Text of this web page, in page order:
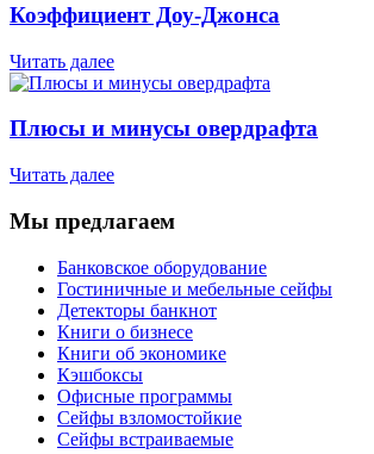
Коэффициент Доу-Джонса
Читать далее
Плюсы и минусы овердрафта
Читать далее
Мы предлагаем
Банковское оборудование
Гостиничные и мебельные сейфы
Детекторы банкнот
Книги о бизнесе
Книги об экономике
Кэшбоксы
Офисные программы
Сейфы взломостойкие
Сейфы встраиваемые